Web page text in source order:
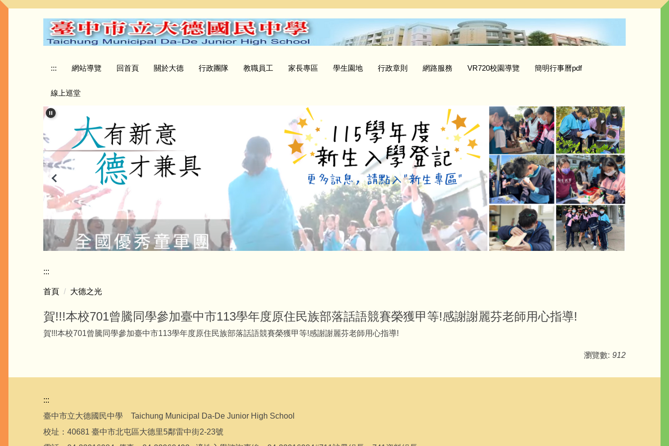
跳
::: 網站導覽 回首頁 關於大德 行政團隊 教職員工 家長專區 學生園地 行政章則 網路服務 VR720校園導覽 簡明行事曆pdf
線上巡堂
:::
首頁 大德之光
賀!!!本校701曾騰同學參加臺中市113學年度原住民族部落話語競賽榮獲甲等!感謝謝麗芬老師用心指導!
賀!!!本校701曾騰同學參加臺中市113學年度原住民族部落話語競賽榮獲甲等!感謝謝麗芬老師用心指導!
瀏覽數: 912
:::
臺中市立大德國民中學 Taichung Municipal Da-De Junior High School
校址：40681 臺中市北屯區大德里5鄰雷中街2-23號